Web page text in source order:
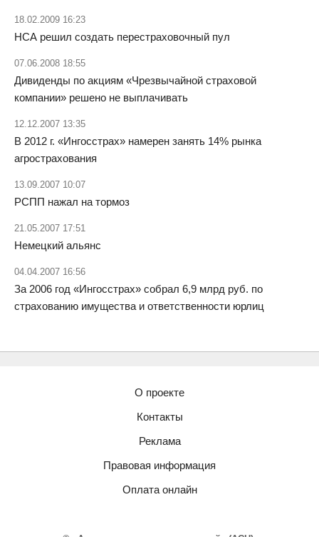
18.02.2009 16:23
НСА решил создать перестраховочный пул
07.06.2008 18:55
Дивиденды по акциям «Чрезвычайной страховой
компании» решено не выплачивать
12.12.2007 13:35
В 2012 г. «Ингосстрах» намерен занять 14% рынка
агрострахования
13.09.2007 10:07
РСПП нажал на тормоз
21.05.2007 17:51
Немецкий альянс
04.04.2007 16:56
За 2006 год «Ингосстрах» собрал 6,9 млрд руб. по
страхованию имущества и ответственности юрлиц
О проекте
Контакты
Реклама
Правовая информация
Оплата онлайн